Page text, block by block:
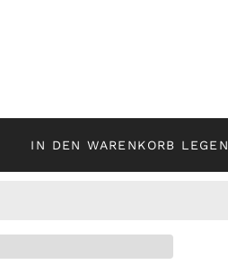
IN DEN WARENKORB LEGEN